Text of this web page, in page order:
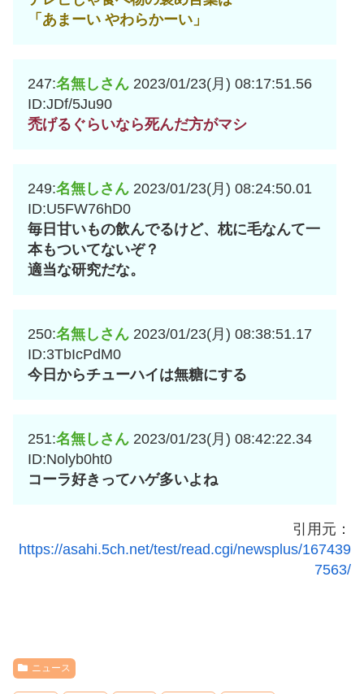
「あまーい やわらかーい」
247:名無しさん 2023/01/23(月) 08:17:51.56
ID:JDf/5Ju90
禿げるぐらいなら死んだ方がマシ
249:名無しさん 2023/01/23(月) 08:24:50.01
ID:U5FW76hD0
毎日甘いもの飲んでるけど、枕に毛なんて一
本もついてないぞ？
適当な研究だな。
250:名無しさん 2023/01/23(月) 08:38:51.17
ID:3TbIcPdM0
今日からチューハイは無糖にする
251:名無しさん 2023/01/23(月) 08:42:22.34
ID:Nolyb0ht0
コーラ好きってハゲ多いよね
引用元：
https://asahi.5ch.net/test/read.cgi/newsplus/167439
7563/
ニュース